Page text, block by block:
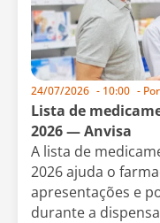
24/07/2026 - 10:00 -
Lista de
2026 — Anvisa
A lista de
2026 ajuda o
apresentações e
durante a